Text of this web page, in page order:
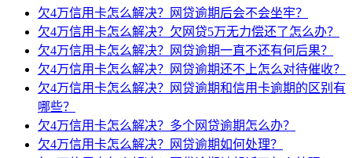
欠4万信用卡怎么解决？网贷逾期后会不会坐牢？
欠4万信用卡怎么解决？欠网贷5万无力偿还了怎么办？
欠4万信用卡怎么解决？网贷逾期一直不还有何后果？
欠4万信用卡怎么解决？网贷逾期还不上怎么对待催收？
欠4万信用卡怎么解决？网贷逾期和信用卡逾期的区别有
哪些？
欠4万信用卡怎么解决？多个网贷逾期怎么办？
欠4万信用卡怎么解决？网贷逾期如何处理？